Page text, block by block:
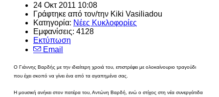
24 Οκτ 2011 10:08
Γράφτηκε από τον/την Kiki Vasiliadou
Κατηγορία: Νέες Κυκλοφορίες
Εμφανίσεις: 4128
Εκτύπωση
Email
Ο Γιάννης Βαρδής με την ιδιαίτερη χροιά του, επιστρέφει με ολοκαίνουριο τραγούδι
που έχει σκοπό να γίνει ένα από τα αγαπημένα σας.
Η μουσική ανήκει στον πατέρα του, Αντώνη Βαρδή, ενώ ο στίχος στη νέα συνεργάτιδα